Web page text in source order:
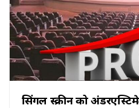
सिंगल स्क्रीन को